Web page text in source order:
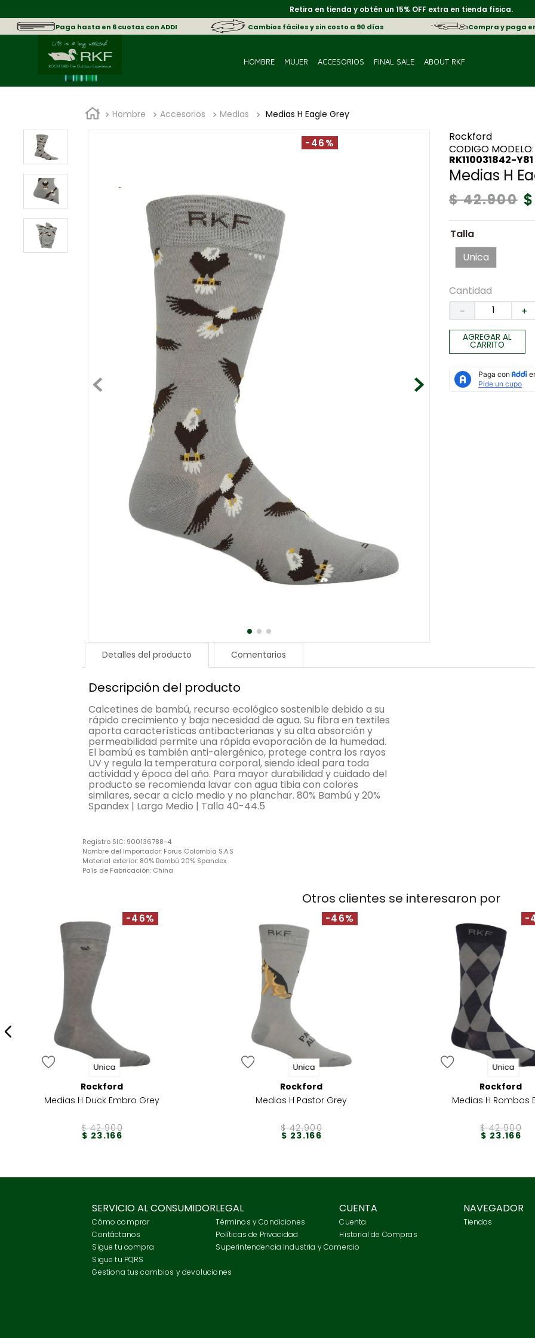
Retira en tienda y obtén un 15% OFF extra en tienda física.
Paga hasta en 6 cuotas con ADDI Cambios fáciles y sin costo a 90 días Compra y paga
HOMBRE MUJER ACCESORIOS FINAL SALE ABOUT RKF
Hombre Accesorios Medias Medias H Eagle Grey
-46%
Rockford
:
RK110031842-Y81
Medias H
$ 42.900 $
Talla
Unica
Cantidad
＋
－
AGREGAR AL
CARRITO
Detalles del producto Comentarios
Descripción del producto
Calcetines de bambú, recurso ecológico sostenible debido a su
rápido crecimiento y baja necesidad de agua. Su fibra en textiles
aporta características antibacterianas y su alta absorción y
permeabilidad permite una rápida evaporación de la humedad.
El bambú es también anti-alergénico, protege contra los rayos
UV y regula la temperatura corporal, siendo ideal para toda
actividad y época del año. Para mayor durabilidad y cuidado del
producto se recomienda lavar con agua tibia con colores
similares, secar a ciclo medio y no planchar. 80% Bambú y 20%
Spandex | Largo Medio | Talla 40-44.5
Registro SIC: 900136788-4
Nombre del Importador: Forus Colombia S.A.S
Material exterior: 80% Bambú 20% Spandex
País de Fabricación: China
Otros clientes se interesaron por
-46%
Unica
Rockford
Medias H Duck Embro Grey
$ 42.900
$ 23.166
-46%
Unica
Rockford
Medias H Pastor Grey
$ 42.900
$ 23.166
-
Unica
Rockford
Medias H Rombos
$ 42.900
$ 23.166
SERVICIO AL CONSUMIDOR
Cómo comprar
Contáctanos
Sigue tu compra
Sigue tu PQRS
Gestiona tus cambios y devoluciones
LEGAL
Términos y Condiciones
Políticas de Privacidad
Superintendencia Industria y Comercio
CUENTA
Cuenta
Historial de Compras
NAVEGADOR
Tiendas